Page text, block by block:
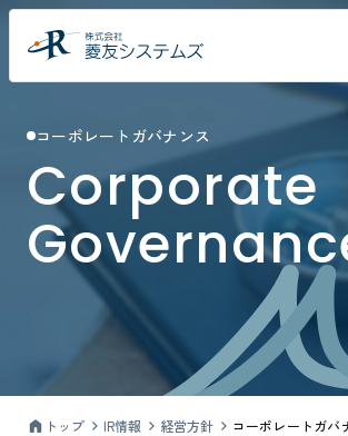
コーポレートガバナンス
Corporate
トップ IR情報 経営方針 コーポレートガバ